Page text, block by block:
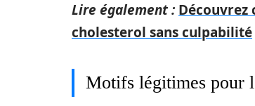
Lire également :
cholesterol sans culpabilité
Motifs légitimes pour